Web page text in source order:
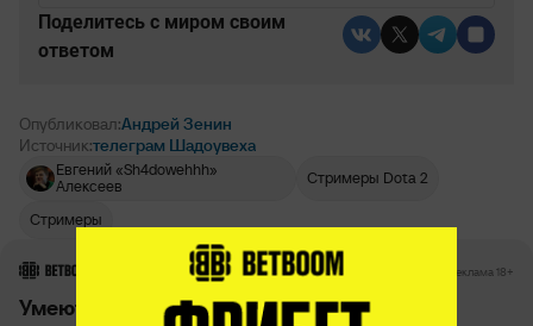
Поделитесь c миром своим
ответом
Опубликовал:Андрей Зенин
Источник:телеграм Шадоувеха
Евгений «Sh4dowehhh»
Алексеев
Стримеры Dota 2
Стримеры
Реклама 18+
Умеют ли персонажи CS моргать?